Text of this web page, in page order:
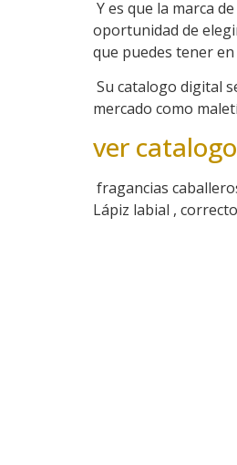
Y es que la marca
oportunidad de
que puedes tener
Su catalogo digital
mercado como
ver
fragancias
Lápiz labial ,